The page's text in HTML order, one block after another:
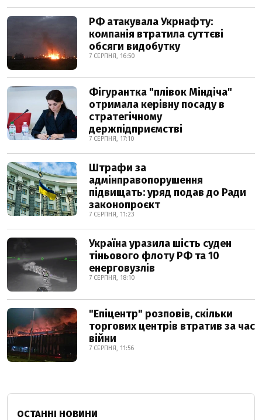
РФ атакувала Укрнафту:
компанія втратила суттєві
обсяги видобутку
7 СЕРПНЯ, 16:50
Фігурантка "плівок Міндіча"
отримала керівну посаду в
стратегічному
держпідприємстві
7 СЕРПНЯ, 17:10
Штрафи за
адмінправопорушення
підвищать: уряд подав до Ради
законопроєкт
7 СЕРПНЯ, 11:23
Україна уразила шість суден
тіньового флоту РФ та 10
енерговузлів
7 СЕРПНЯ, 18:10
"Епіцентр" розповів, скільки
торгових центрів втратив за час
війни
7 СЕРПНЯ, 11:56
ОСТАННІ НОВИНИ